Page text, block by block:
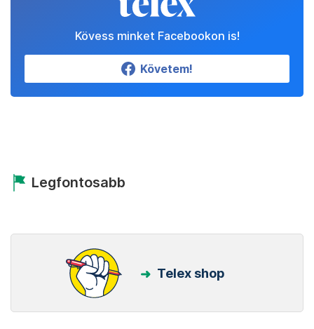
Kövess minket Facebookon is!
Követem!
Legfontosabb
Telex shop